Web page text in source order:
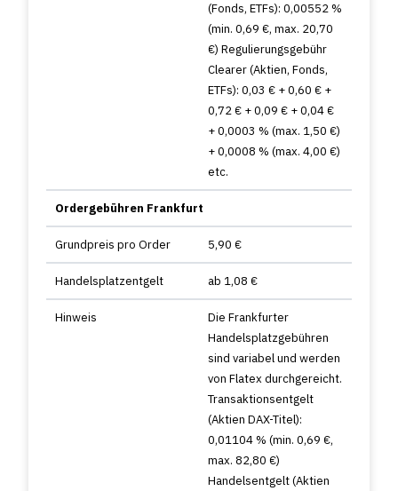
(Fonds, ETFs): 0,00552 %
(min. 0,69 €, max. 20,70
€) Regulierungsgebühr
Clearer (Aktien, Fonds,
ETFs): 0,03 € + 0,60 € +
0,72 € + 0,09 € + 0,04 €
+ 0,0003 % (max. 1,50 €)
+ 0,0008 % (max. 4,00 €)
etc.
Ordergebühren Frankfurt
Grundpreis pro Order 5,90 €
Handelsplatzentgelt ab 1,08 €
Hinweis
Die Frankfurter
Handelsplatzgebühren
sind variabel und werden
von Flatex durchgereicht.
Transaktionsentgelt
(Aktien DAX-Titel):
0,01104 % (min. 0,69 €,
max. 82,80 €)
Handelsentgelt (Aktien